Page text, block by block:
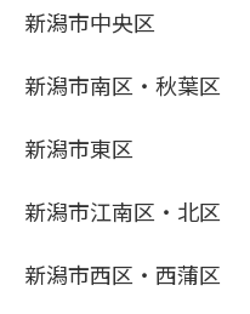
新潟市中央区
新潟市南区・秋葉区
新潟市東区
新潟市江南区・北区
新潟市西区・西蒲区